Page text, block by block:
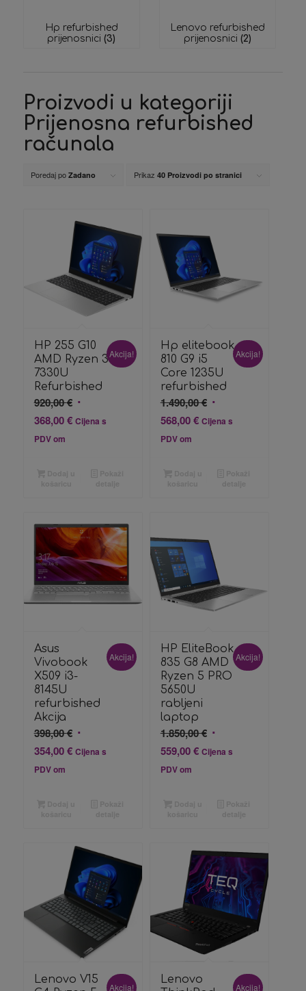
Hp refurbished
prijenosnici(3)
Lenovo refurbished
prijenosnici(2)
Proizvodi u kategoriji
Prijenosna refurbished
računala
Poredaj po Zadano Prikaz 40 Proizvodi po stranici
HP 255 G10
AMD Ryzen 3
7330U
Refurbished
920,00€ Izvorna
cijena
368,00€Trenutna
Cijena s
PDV om
Akcija!
Hp elitebook
810 G9 i5
Core 1235U
refurbished
1.490,00€ Izvorna
cijena
568,00€Trenutna
Cijena s
PDV om
Akcija!
Asus
Vivobook
X509 i3-
8145U
refurbished
Akcija
398,00€ Izvorna
cijena
354,00€Trenutna
Cijena s
PDV om
Akcija!
HP EliteBook
835 G8 AMD
Ryzen 5 PRO
5650U
rabljeni
laptop
1.850,00€ Izvorna
cijena
559,00€Trenutna
Cijena s
PDV om
Akcija!
Lenovo V15
Akcija!
Lenovo
Akcija!